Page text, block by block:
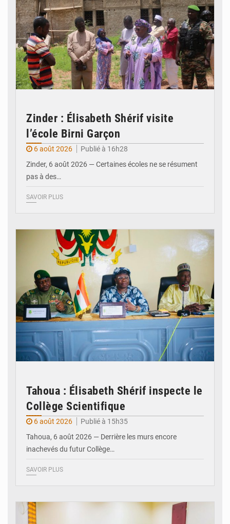
Zinder : Élisabeth Shérif visite
l’école Birni Garçon
6 août 2026
Publié à 16h28
Zinder, 6 août 2026 — Certaines écoles ne se résument
pas à des…
SAVOIR PLUS
Tahoua : Élisabeth Shérif inspecte le
Collège Scientifique
6 août 2026
Publié à 15h35
Tahoua, 6 août 2026 — Derrière les murs encore
inachevés du futur Collège…
SAVOIR PLUS